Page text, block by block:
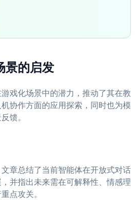
景的启发
戏化场景中的潜力，推动了其在教
协作方面的应用探索，同时也为模
馈。
章总结了当前智能体在开放式对话
并指出未来需在可解释性、情感理
点攻关。